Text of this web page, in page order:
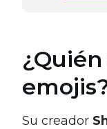
Su creador